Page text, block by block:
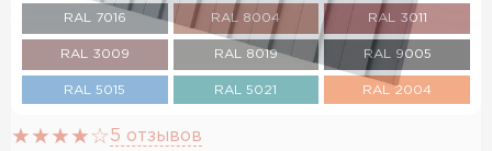
RAL 7016 RAL 8004 RAL 3011
RAL 3009 RAL 8019 RAL 9005
RAL 5015 RAL 5021 RAL 2004
RAL 3020
5 отзывов